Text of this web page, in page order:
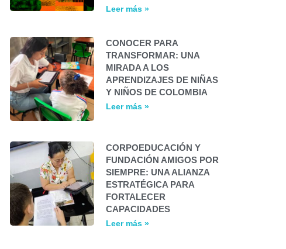
Leer más »
CONOCER PARA
TRANSFORMAR: UNA
MIRADA A LOS
APRENDIZAJES DE NIÑAS
Y NIÑOS DE COLOMBIA
Leer más »
CORPOEDUCACIÓN Y
FUNDACIÓN AMIGOS POR
SIEMPRE: UNA ALIANZA
ESTRATÉGICA PARA
FORTALECER
CAPACIDADES
Leer más »